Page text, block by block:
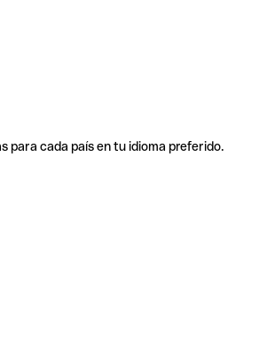
para cada país en tu idioma preferido.